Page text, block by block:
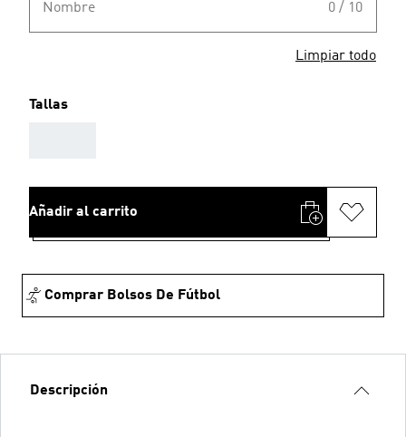
Nombre 0 / 10
Limpiar todo
Tallas
Añadir al carrito
Comprar Bolsos De Fútbol
Descripción